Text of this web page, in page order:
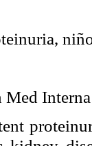
Med